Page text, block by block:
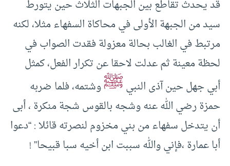
قد يحدث تقاطع بين الجبهات الثلاث حين يتورط
سيد من الجبهة الأولى في محاكاة السفهاء مثلا، لكنه
مرتبط في الغالب بحالة معزولة فقدت الصواب في
لحظة معينة ثم عدلت لاحقا عن تكرار الفعل، كمثل
أبي جهل حين آذى النبيﷺوشتمه، فلما ضربه
حمزة رضي الله عنه وشجه بالقوس شجة منكرة ، أبى
أن يتدخل سفهاء من بني مخزوم لنصرته قائلا : “دعوا
أبا عمارة ،فإني والله سببت ابن أخيه سبا قبيحا” !